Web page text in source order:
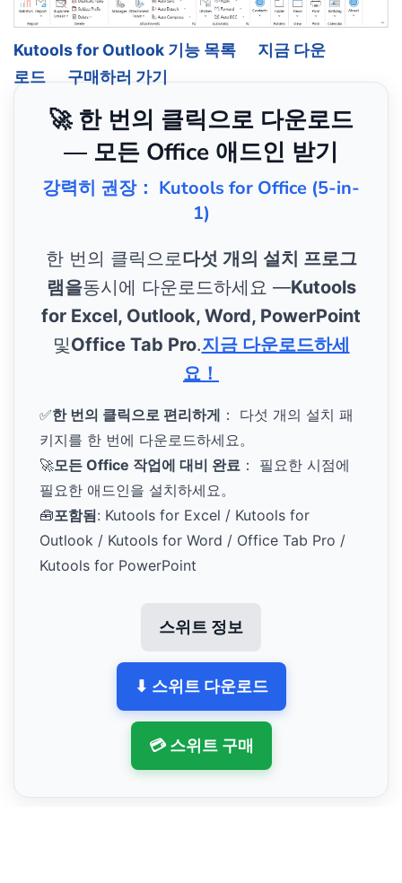
Kutools for Outlook 기능 목록
지금 다운
로드
구매하러 가기
🚀 한 번의 클릭으로 다운로드
— 모든 Office 애드인 받기
강력히 권장： Kutools for Office (5-in-
1)
한 번의 클릭으로다섯 개의 설치 프로그
램을동시에 다운로드하세요 —Kutools
for Excel, Outlook, Word, PowerPoint
및Office Tab Pro.지금 다운로드하세
요！
✅한 번의 클릭으로 편리하게 ： 다섯 개의 설치 패
키지를 한 번에 다운로드하세요。
🚀모든 Office 작업에 대비 완료 ： 필요한 시점에
필요한 애드인을 설치하세요。
🧰포함됨: Kutools for Excel / Kutools for
Outlook / Kutools for Word / Office Tab Pro /
Kutools for PowerPoint
스위트 정보
⬇ 스위트 다운로드
💳 스위트 구매